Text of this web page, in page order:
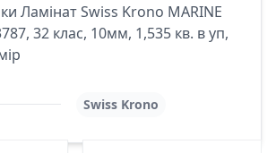
Ламінат Swiss Krono MARINE
32 клас, 10мм, 1,535 кв. в уп,
Swiss Krono